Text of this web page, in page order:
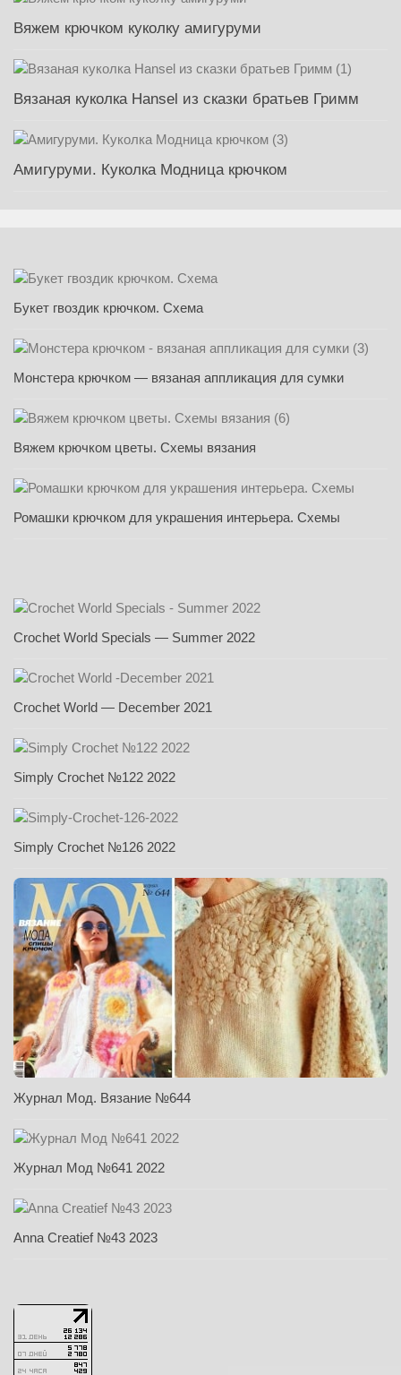
Вяжем крючком куколку амигуруми
Вязаная куколка Hansel из сказки братьев Гримм
Амигуруми. Куколка Модница крючком
Букет гвоздик крючком. Схема
Монстера крючком — вязаная аппликация для сумки
Вяжем крючком цветы. Схемы вязания
Ромашки крючком для украшения интерьера. Схемы
Crochet World Specials — Summer 2022
Crochet World — December 2021
Simply Crochet №122 2022
Simply Crochet №126 2022
Журнал Мод. Вязание №644
Журнал Мод №641 2022
Anna Creatief №43 2023